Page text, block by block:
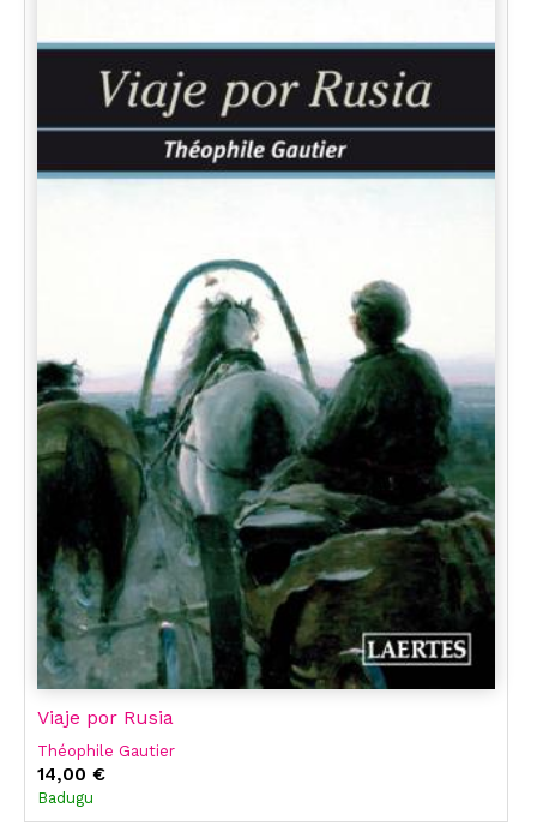
Viaje por Rusia
Théophile Gautier
14,00 €
Badugu